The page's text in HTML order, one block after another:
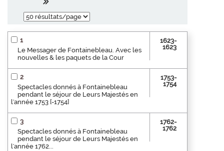
1
Le Messager de Fontainebleau. Avec les
nouvelles & les paquets de la Cour
1623-
1623
2
Spectacles donnés à Fontainebleau
pendant le séjour de Leurs Majestés en
l'année 1753 [-1754]
1753-
1754
3
Spectacles donnés à Fontainebleau
pendant le séjour de Leurs Majestés en
l'année 1762...
1762-
1762